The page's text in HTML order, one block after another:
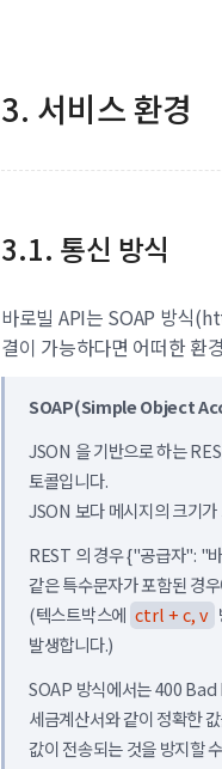
서비스 환경
통신 방식
바로빌 API는 SOAP 방식
결이 가능하다면 어떠한 환
SOAP(Simple Object
JSON 을 기반으로 하는
토콜입니다.
JSON 보다 메시지의 크기
REST 의 경우 {"공급자": "
같은 특수문자가 포함된 경
(텍스트박스에 ctrl + c, v
발생합니다.)
SOAP 방식에서는 400
세금계산서와 같이 정확한
값이 전송되는 것을 방지할